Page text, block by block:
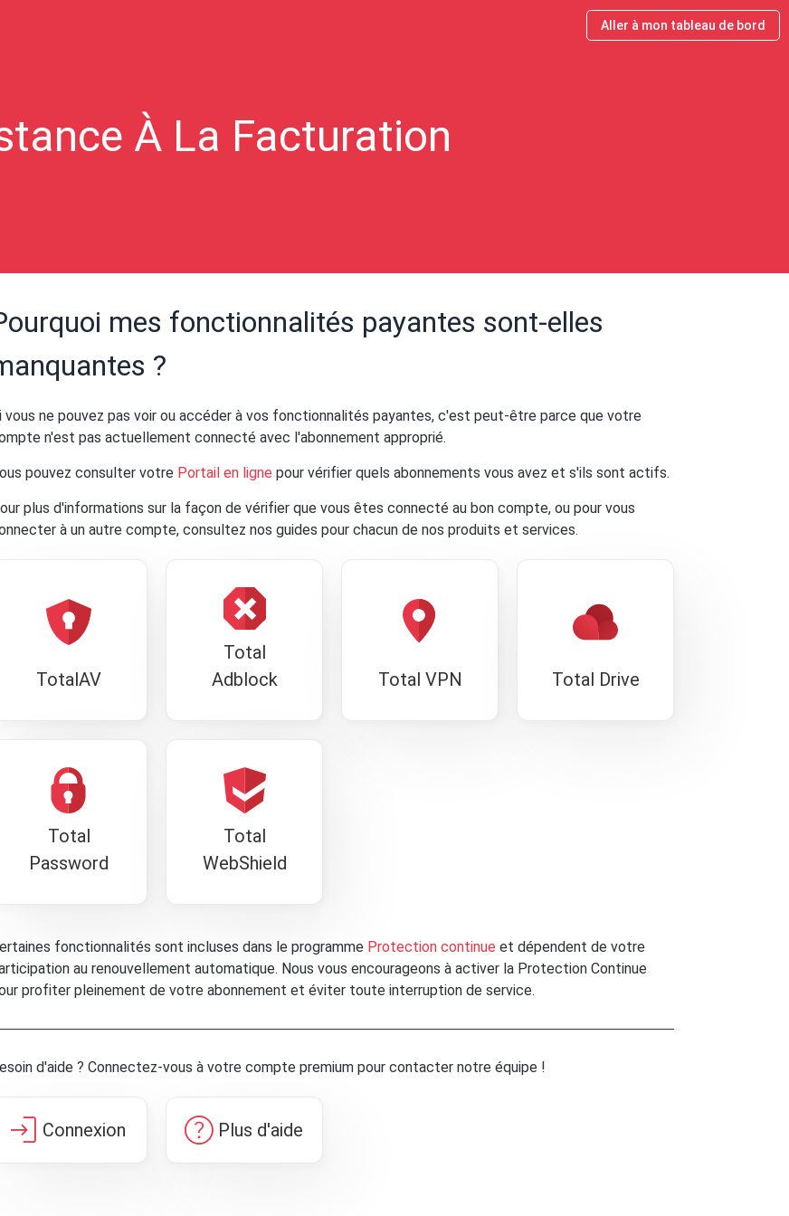
Aller à mon tableau de bord
À La Facturation
mes fonctionnalités payantes sont-elles
?
vous ne pouvez pas voir ou accéder à vos fonctionnalités payantes, c'est peut-être parce que votre
n'est pas actuellement connecté avec l'abonnement approprié.
pouvez consulter votre Portail en ligne pour vérifier quels abonnements vous avez et s'ils sont actifs.
plus d'informations sur la façon de vérifier que vous êtes connecté au bon compte, ou pour vous
à un autre compte, consultez nos guides pour chacun de nos produits et services.
TotalAV
Total
Adblock
Total VPN Total Drive
Total
Password
Total
WebShield
fonctionnalités sont incluses dans le programme Protection continue et dépendent de votre
au renouvellement automatique. Nous vous encourageons à activer la Protection Continue
profiter pleinement de votre abonnement et éviter toute interruption de service.
d'aide ? Connectez-vous à votre compte premium pour contacter notre équipe !
login Connexion help Plus d'aide